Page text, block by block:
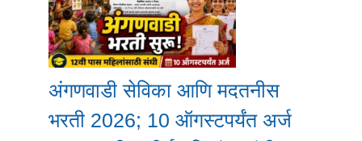
अंगणवाडी सेविका आणि मदतनीस
भरती 2026; 10 ऑगस्टपर्यंत अर्ज